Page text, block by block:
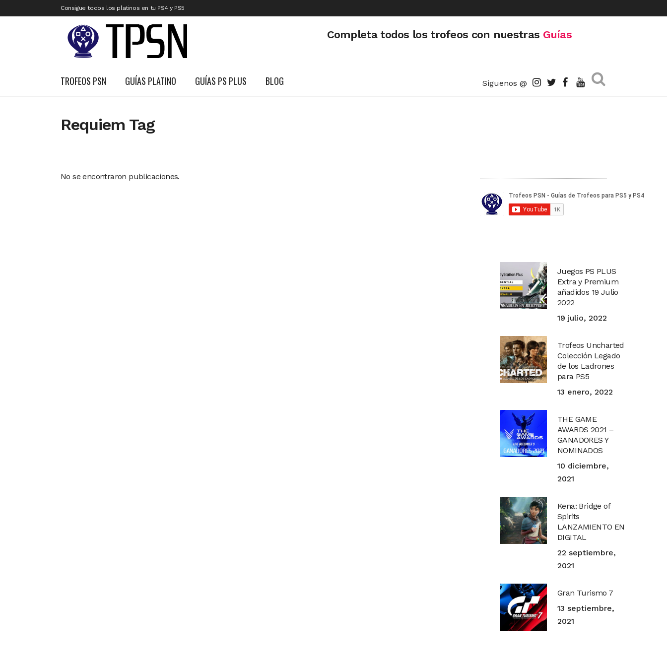
Consigue todos los platinos en tu PS4 y PS5
Completa todos los trofeos con nuestras Guías
TROFEOS PSN GUÍAS PLATINO GUÍAS PS PLUS BLOG Siguenos @
Requiem Tag
No se encontraron publicaciones.
Juegos PS PLUS
Extra y Premium
añadidos 19 Julio
2022
19 julio, 2022
Trofeos Uncharted
Colección Legado
de los Ladrones
para PS5
13 enero, 2022
THE GAME
AWARDS 2021 –
GANADORES Y
NOMINADOS
10 diciembre,
2021
Kena: Bridge of
Spirits
LANZAMIENTO EN
DIGITAL
22 septiembre,
2021
Gran Turismo 7
13 septiembre,
2021